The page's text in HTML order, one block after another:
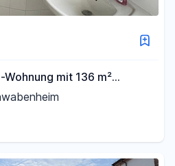
mit 136 m²
Innenhof